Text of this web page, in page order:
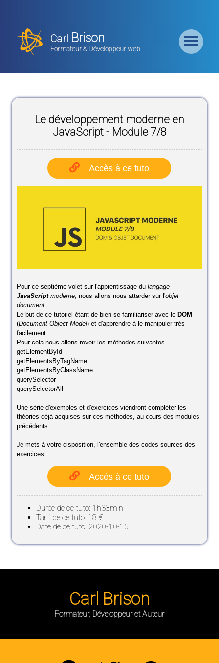
Carl Brison
Formateur & Développeur web
Formation
Backend
Formation
Frontend
Formation
Logiciel
Le développement moderne en
JavaScript - Module 7/8
Accès à ce tuto
Pour ce septième volet sur l'apprentissage du langage
JavaScript moderne, nous allons nous attarder sur l'objet
document.
Le but de ce tutoriel étant de bien se familiariser avec le DOM
(Document Object Model) et d'apprendre à le manipuler très
facilement.
Pour cela nous allons revoir les méthodes suivantes
getElementById
getElementsByTagName
getElementsByClassName
querySelector
querySelectorAll
Une série d'exemples et d'exercices viendront compléter les
théories déjà acquises sur ces méthodes, au cours des modules
précédents.
Je mets à votre disposition, l'ensemble des codes sources des
exercices.
Accès à ce tuto
Durée de ce tuto: 1h38min
Tarif de ce tuto: 18 €
Date de ce tuto: 2020-10-15
Carl Brison
Formateur, Développeur et Auteur